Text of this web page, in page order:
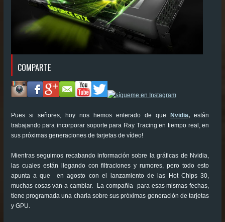
COMPARTE
Pues si señores, hoy nos hemos enterado de que Nvidia,están
trabajando para incorporar soporte para Ray Tracing en tiempo real, en
sus próximas generaciones de tarjetas de vídeo!
Mientras seguimos recabando información sobre la gráficas de Nvidia,
las cuales están llegando con filtraciones y rumores, pero todo esto
apunta a que en agosto con el lanzamiento de las Hot Chips 30,
muchas cosas van a cambiar. La compañía para esas mismas fechas,
tiene programada una charla sobre sus próximas generación de tarjetas
y GPU.